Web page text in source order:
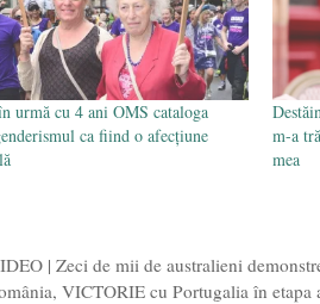
urmă cu 4 ani OMS cataloga
ca fiind o afecțiune
m-a
mea
| Zeci de mii de australieni
VICTORIE cu Portugalia în